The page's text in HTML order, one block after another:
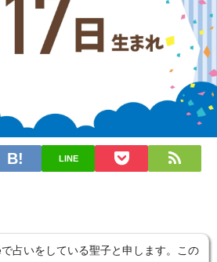
LINE
占いをしている聖子と申します。この